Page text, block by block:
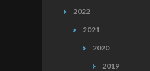
2022
2021
2020
2019